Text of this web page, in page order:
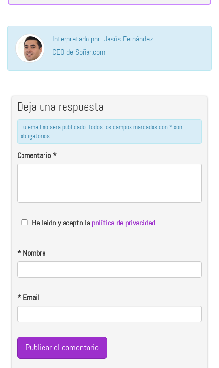
Interpretado por: Jesús Fernández
CEO de Soñar.com
Deja una respuesta
Tu email no será publicado. Todos los campos marcados con * son
obligatorios
Comentario*
He leido y acepto la política de privacidad
* Nombre
* Email